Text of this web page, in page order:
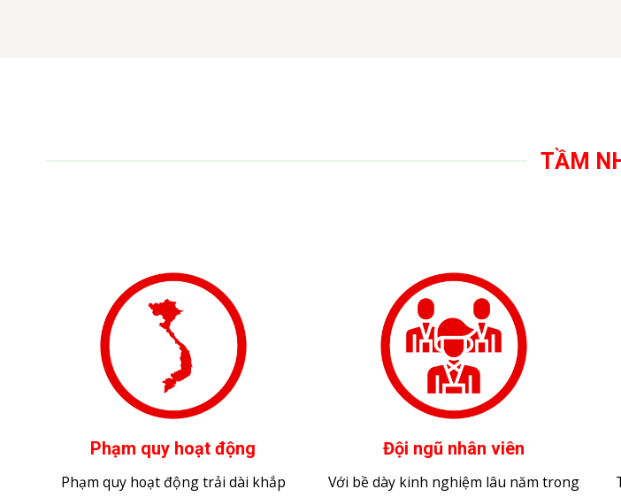
TẦM
Phạm quy hoạt động
Phạm quy hoạt động trải dài khắp
lãnh thổ Việt Nam.
Đội ngũ nhân viên
Với bề dày kinh nghiệm lâu năm trong
lĩnh vực vận chuyển, lấy slogan “Khách
hàng là thượng đế”.